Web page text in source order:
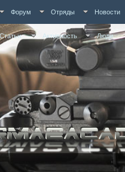
Форум Отряды Новости
Статьи Активность Люди